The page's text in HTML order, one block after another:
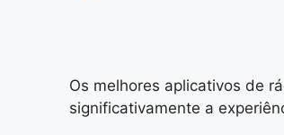
Os melhores aplicativos de
significativamente a